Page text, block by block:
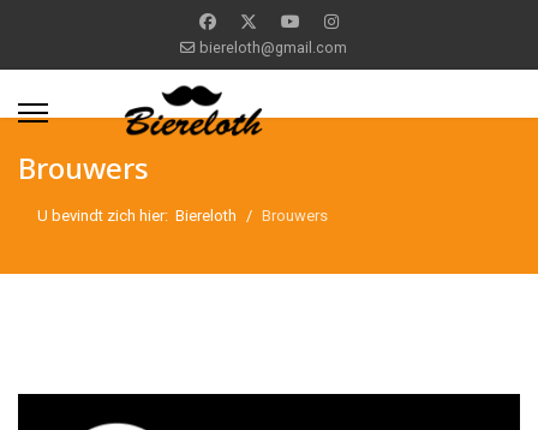
biereloth@gmail.com
Brouwers
U bevindt zich hier: Biereloth Brouwers